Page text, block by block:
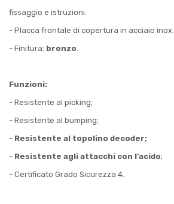
fissaggio e istruzioni.
- Placca frontale di copertura in acciaio inox.
- Finitura: bronzo.
Funzioni:
- Resistente al picking;
- Resistente al bumping;
- Resistente al topolino decoder;
- Resistente agli attacchi con l'acido;
- Certificato Grado Sicurezza 4.